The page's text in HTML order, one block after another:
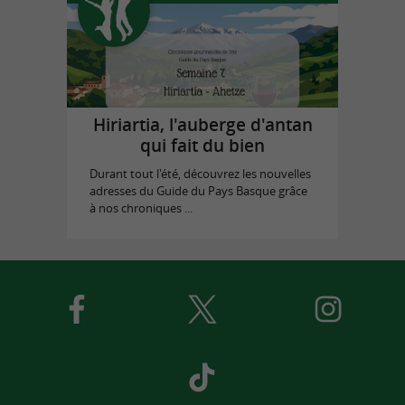
Hiriartia, l'auberge d'antan
qui fait du bien
Durant tout l'été, découvrez les nouvelles
adresses du Guide du Pays Basque grâce
à nos chroniques ...